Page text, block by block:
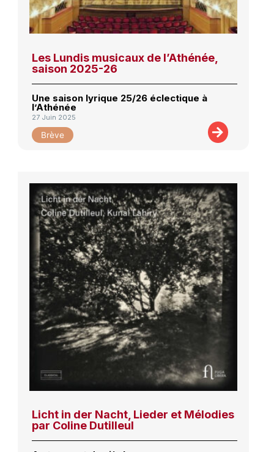
Les Lundis musicaux de l’Athénée,
saison 2025-26
Une saison lyrique 25/26 éclectique à
l’Athénée
27 Juin 2025
Brève
Licht in der Nacht, Lieder et Mélodies
par Coline Dutilleul